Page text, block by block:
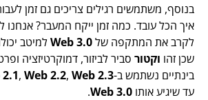
בנוסף, משתמשים רגילים צריכים גם זמן לעבור
איך הכל עובד. כמה זמן ייקח המעבר? אנחנו לא
לקרב את המתקפה שלWeb 3.0למיטב
שכן זהווקטורסביר לביזור, דמוקרטיזציה
בינתיים נשתמש ב-
2.1,Web 2.2,Web 2.3
עד שיגיע אותוWeb 3.0
.